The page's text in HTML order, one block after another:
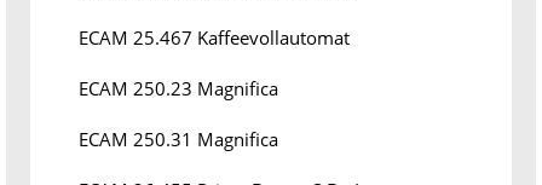
ECAM 25.467 Kaffeevollautomat
ECAM 250.23 Magnifica
ECAM 250.31 Magnifica